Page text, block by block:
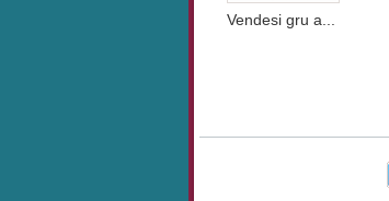
Vendesi gru a...